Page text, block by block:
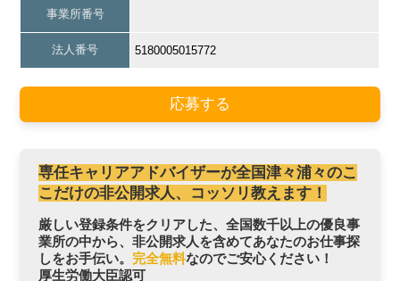
事業所番号
法人番号 5180005015772
応募する
専任キャリアアドバイザーが全国津々浦々のこ
こだけの非公開求人、コッソリ教えます！
厳しい登録条件をクリアした、全国数千以上の優良事
業所の中から、非公開求人を含めてあなたのお仕事探
しをお手伝い。 完全無料なのでご安心ください！
厚生労働大臣認可